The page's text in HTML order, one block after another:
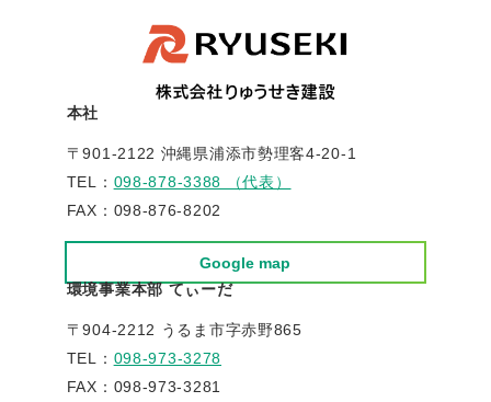
本社
〒901-2122 沖縄県浦添市勢理客4-20-1
TEL： 098-878-3388 （代表）
FAX：098-876-8202
Google map
環境事業本部 てぃーだ
〒904-2212 うるま市字赤野865
TEL： 098-973-3278
FAX：098-973-3281